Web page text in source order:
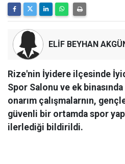
ELİF BEYHAN
Rize'nin İyidere ilçesinde
Spor Salonu ve ek
onarım çalışmalarnın,
güvenli bir ortamda spor
ilerlediği bildirildi.